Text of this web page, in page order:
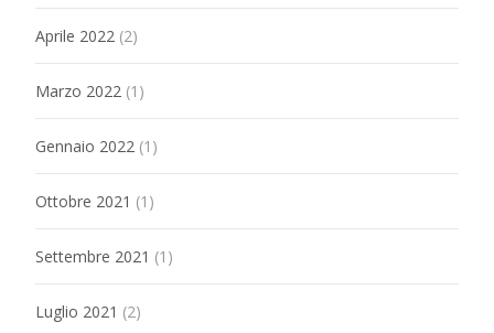
Aprile 2022 (2)
Marzo 2022 (1)
Gennaio 2022 (1)
Ottobre 2021 (1)
Settembre 2021 (1)
Luglio 2021 (2)